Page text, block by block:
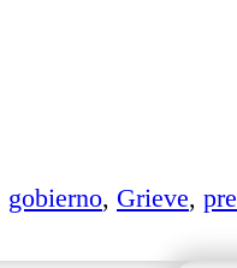
gobierno, Grieve,